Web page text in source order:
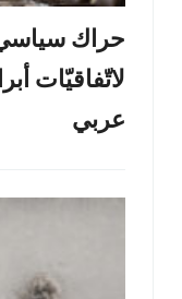
حراك
لاتّفاقيّات
عربي